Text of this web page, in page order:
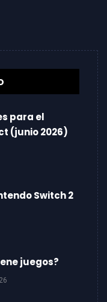
para el
(junio 2026)
Switch 2
juegos?